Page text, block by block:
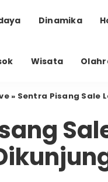
Dinamika
Wisata
» Sentra Pisang Sale